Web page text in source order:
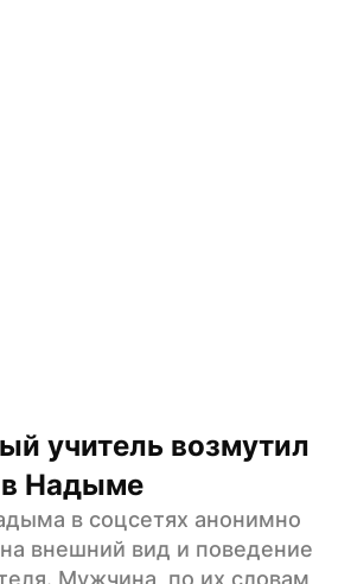
учитель возмутил
в Надыме
в соцсетях анонимно
внешний вид и поведение
Мужчина, по их словам,